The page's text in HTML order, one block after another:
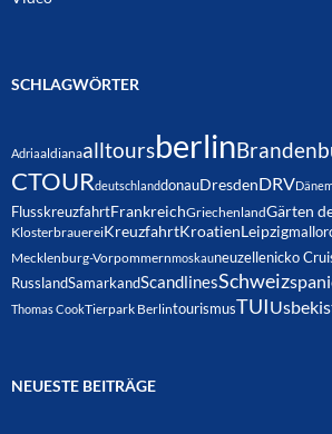
SCHLAGWÖRTER
Adriaaldianaalltoursberlin
CTOURdeutschlanddonauDresdenDRV
FlusskreuzfahrtFrankreichGriechenlandGärten
KlosterbrauereiKreuzfahrtKroatienLeipzig
Mecklenburg-Vorpommernmoskauneuzellenicko
RusslandSamarkandScandlinesSchweiz
Thomas CookTierpark BerlintourismusTUI
NEUESTE BEITRÄGE